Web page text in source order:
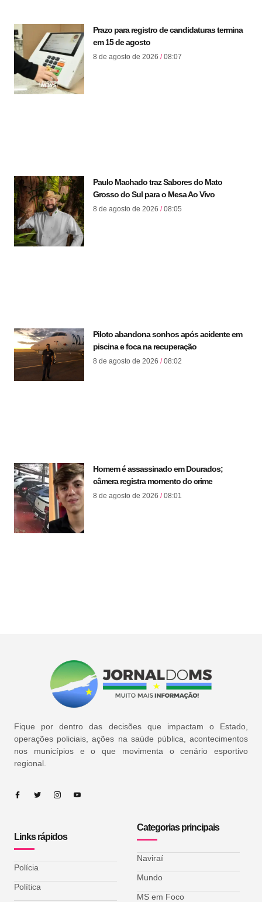
Prazo para registro de candidaturas termina
em 15 de agosto
8 de agosto de 2026 08:07
Paulo Machado traz Sabores do Mato
Grosso do Sul para o Mesa Ao Vivo
8 de agosto de 2026 08:05
Piloto abandona sonhos após acidente em
piscina e foca na recuperação
8 de agosto de 2026 08:02
Homem é assassinado em Dourados;
câmera registra momento do crime
8 de agosto de 2026 08:01
Fique por dentro das decisões que impactam o Estado,
operações policiais, ações na saúde pública, acontecimentos
nos municípios e o que movimenta o cenário esportivo
regional.
Links rápidos
Polícia
Política
Categorias principais
Naviraí
Mundo
MS em Foco